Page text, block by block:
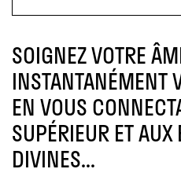
SOIGNEZ VOTRE
INSTANTANÉMENT
EN VOUS
SUPÉRIEUR ET AUX
DIVINES...